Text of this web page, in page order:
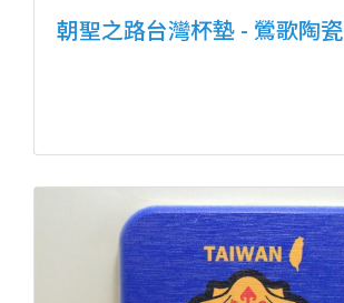
朝聖之路台灣杯墊 - 鶯歌陶瓷